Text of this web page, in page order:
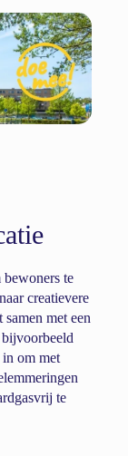
bewoners te
creatievere
met een
om met
te